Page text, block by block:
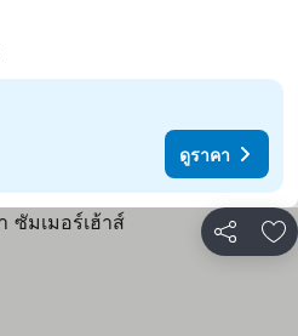
ดูราคา
แชร์ เ